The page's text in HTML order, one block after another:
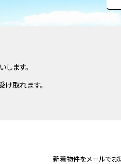
ます。
取れます。
新着物件をメールでお